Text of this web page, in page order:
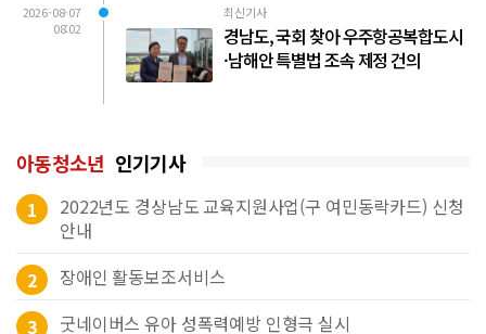
2026-08-07
08:02
최신기사
경남도, 국회 찾아 우주항공복합도시
·남해안 특별법 조속 제정 건의
아동청소년 인기기사
1
2022년도 경상남도 교육지원사업(구 여민동락카드) 신청
안내
2
장애인 활동보조서비스
3
굿네이버스 유아 성폭력예방 인형극 실시